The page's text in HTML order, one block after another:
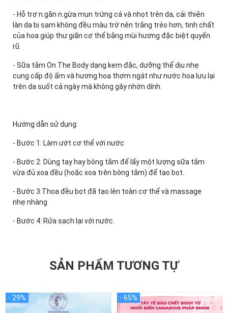
- Hỗ trợ n.găn n.gừa mụn trứng cá và nhọt trên da, cải thiện
làn da bị sạm không đều màu trở nên trắng trẻo hơn, tinh chất
của hoa giúp thư giãn cơ thể bằng mùi hương đặc biệt quyến
rũ.
- Sữa tắm On The Body dạng kem đặc, dưỡng thể dịu nhẹ
cung cấp độ ẩm và hương hoa thơm ngát như nước hoa lưu lại
trên da suốt cả ngày mà không gây nhờn dính.
Hướng dẫn sử dụng:
- Bước 1: Làm ướt cơ thể với nước
- Bước 2: Dùng tay hay bông tắm để lấy một lượng sữa tắm
vừa đủ xoa đều (hoặc xoa trên bông tắm) để tạo bọt.
- Bước 3:Thoa đều bọt đã tạo lên toàn cơ thể và massage
nhẹ nhàng
- Bước 4: Rửa sạch lại với nước.
SẢN PHẨM TƯƠNG TỰ